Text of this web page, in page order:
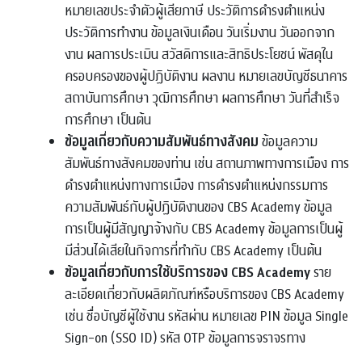
หมายเลขประจำตัวผู้เสียภาษี ประวัติการดำรงตำแหน่ง
ประวัติการทำงาน ข้อมูลเงินเดือน วันเริ่มงาน วันออกจาก
งาน ผลการประเมิน สวัสดิการและสิทธิประโยชน์ พัสดุใน
ครอบครองของผู้ปฏิบัติงาน ผลงาน หมายเลขบัญชีธนาคาร
สถาบันการศึกษา วุฒิการศึกษา ผลการศึกษา วันที่สำเร็จ
การศึกษา เป็นต้น
ข้อมูลเกี่ยวกับความสัมพันธ์ทางสังคม ข้อมูลความ
สัมพันธ์ทางสังคมของท่าน เช่น สถานภาพทางการเมือง การ
ดำรงตำแหน่งทางการเมือง การดำรงตำแหน่งกรรมการ
ความสัมพันธ์กับผู้ปฏิบัติงานของ CBS Academy ข้อมูล
การเป็นผู้มีสัญญาจ้างกับ CBS Academy ข้อมูลการเป็นผู้
มีส่วนได้เสียในกิจการที่ทำกับ CBS Academy เป็นต้น
ข้อมูลเกี่ยวกับการใช้บริการของ CBS Academyราย
ละเอียดเกี่ยวกับผลิตภัณฑ์หรือบริการของ CBS Academy
เช่น ชื่อบัญชีผู้ใช้งาน รหัสผ่าน หมายเลข PIN ข้อมูล Single
Sign-on (SSO ID) รหัส OTP ข้อมูลการจราจรทาง